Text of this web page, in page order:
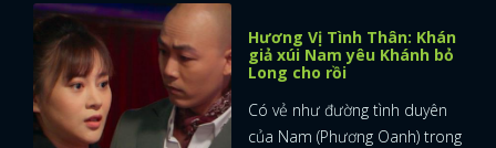
Hương Vị Tình Thân: Khán
giả xúi Nam yêu Khánh bỏ
Long cho rồi
Có vẻ như đường tình duyên
của Nam (Phương Oanh) trong